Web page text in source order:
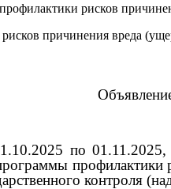
рисков
причинения вреда
по 01.11.2025,
профилактики
контроля